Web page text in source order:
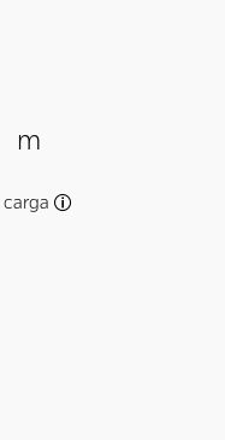
m
carga